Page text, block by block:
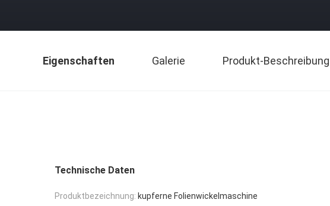
Eigenschaften Galerie Produkt-Beschreibung
Technische Daten
Produktbezeichnung: kupferne Folienwickelmaschine